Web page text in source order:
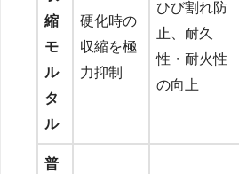
縮
モ
ル
タ
ル
硬化時の
収縮を極
力抑制
ひび割れ防
止、耐久
性・耐火性
の向上
普